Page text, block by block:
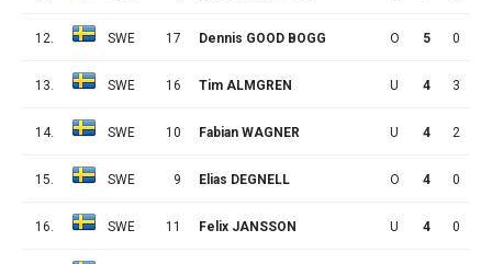
12. SWE 17 Dennis GOOD BOGG O 5 0
13. SWE 16 Tim ALMGREN U 4 3
14. SWE 10 Fabian WAGNER U 4 2
15. SWE 9 Elias DEGNELL O 4 0
16. SWE 11 Felix JANSSON U 4 0